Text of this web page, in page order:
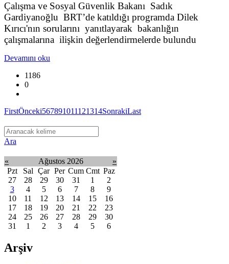
Çalışma ve Sosyal Güvenlik Bakanı Sadık
Gardiyanoğlu BRT’de katıldığı programda Dilek
Kırıcı'nın sorularını yanıtlayarak bakanlığın
çalışmalarına ilişkin değerlendirmelerde bulundu
Devamını oku
1186
0
FirstÖnceki567891011121314SonrakiLast
Ara
« Ağustos 2026
»
Pzt
Sal Çar Per Cum Cmt Paz
27
28 29 30 31 1
2
3
4 5 6 7 8
9
10
11 12 13 14 15
16
17
18 19 20 21 22
23
24
25 26 27 28 29
30
31
1 2 3 4 5 6
Arşiv